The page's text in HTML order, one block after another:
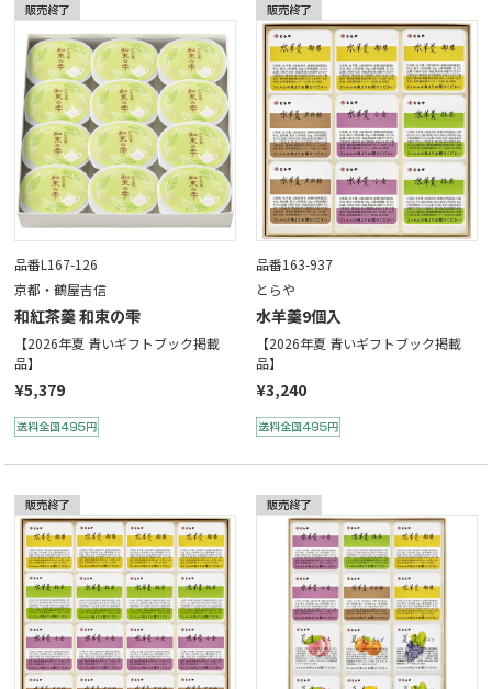
品番L167-126
京都・鶴屋吉信
和紅茶羹 和束の雫
【2026年夏 青いギフトブック掲載
品】
¥5,379
品番163-937
とらや
水羊羹9個入
【2026年夏 青いギフトブック掲載
品】
¥3,240